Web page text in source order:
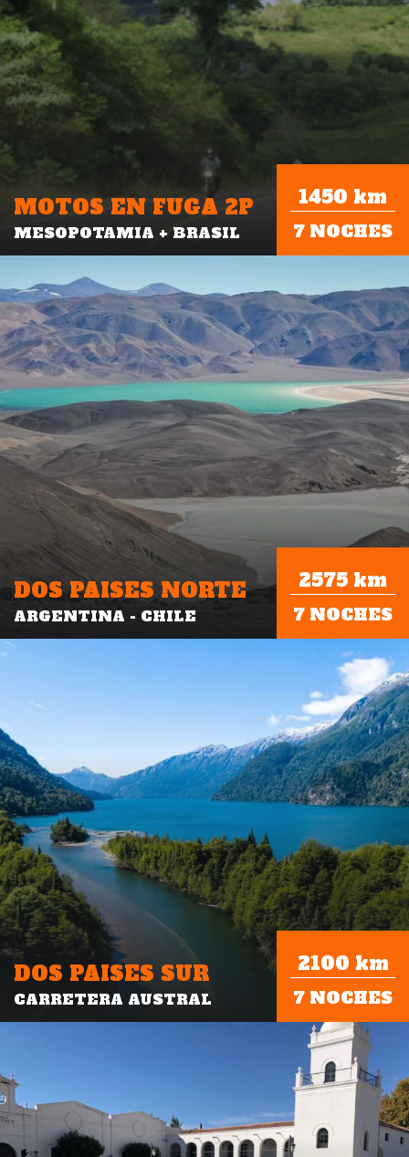
MOTOS EN FUGA 2P
MESOPOTAMIA + BRASIL
1450 km
7 NOCHES
DOS PAISES NORTE
ARGENTINA - CHILE
2575 km
7 NOCHES
DOS PAISES SUR
CARRETERA AUSTRAL
2100 km
7 NOCHES